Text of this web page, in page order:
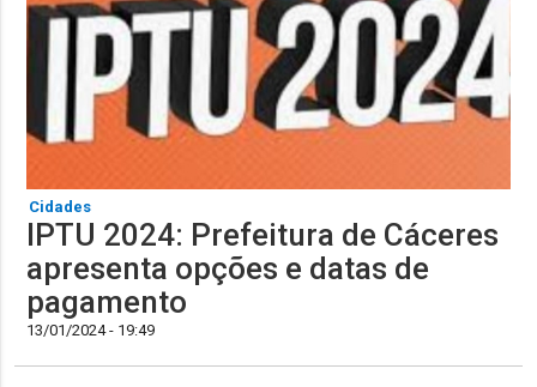
Cidades
IPTU 2024: Prefeitura de Cáceres
apresenta opções e datas de
pagamento
13/01/2024 - 19:49